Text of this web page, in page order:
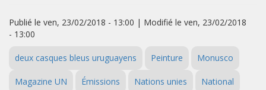
Publié le ven, 23/02/2018 - 13:00 | Modifié le ven, 23/02/2018
- 13:00
deux casques bleus uruguayens Peinture Monusco
Magazine UN Émissions Nations unies National